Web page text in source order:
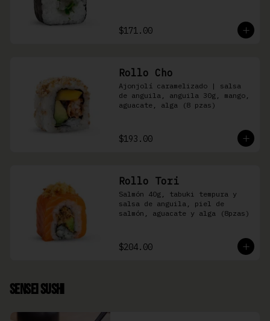
$171.00
Rollo Cho
Ajonjolí caramelizado | salsa
de anguila, anguila 30g, mango,
aguacate, alga (8 pzas)
$193.00
Rollo Tori
Salmón 40g, tabuki tempura y
salsa de anguila, piel de
salmón, aguacate y alga (8pzas)
$204.00
Sensei Sushi